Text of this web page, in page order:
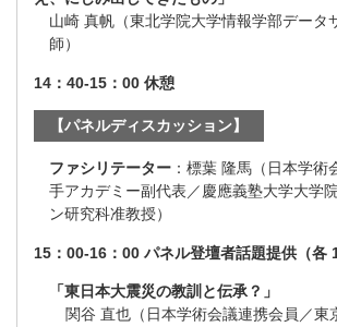
山崎 真帆（東北学院大学情報学部データ
師）
14：40-15：00 休憩
【パネルディスカッション】
ファシリテーター ：標葉 隆馬（日本学術
手アカデミー副代表／慶應義塾大学大学
ン研究科准教授）
15：00-16：00 パネル登壇者話題提供（各
「東日本大震災の教訓と伝承？」
関谷 直也（日本学術会議連携会員／東